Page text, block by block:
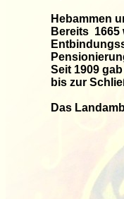
Hebammen
Bereits 1665
Seit 1909
bis zur
Das